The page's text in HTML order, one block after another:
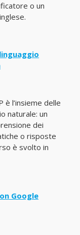
o un
è l’insieme delle
naturale: un
dei
o risposte
è svolto in
Google